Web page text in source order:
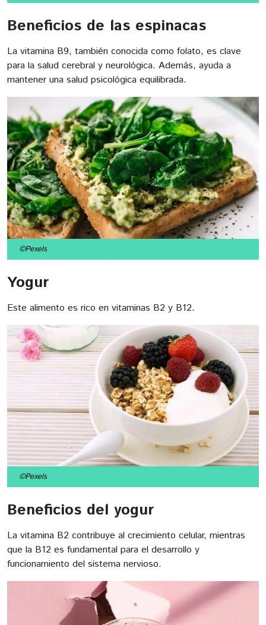
Beneficios de las espinacas
La vitamina B9, también conocida como folato, es clave
para la salud cerebral y neurológica. Además, ayuda a
mantener una salud psicológica equilibrada.
©Pexels
Yogur
Este alimento es rico en vitaminas B2 y B12.
©Pexels
Beneficios del yogur
La vitamina B2 contribuye al crecimiento celular, mientras
que la B12 es fundamental para el desarrollo y
funcionamiento del sistema nervioso.